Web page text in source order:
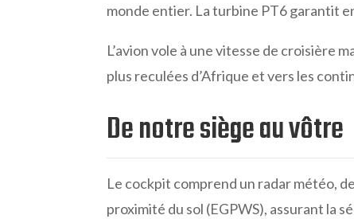
monde entier. La turbine PT6 garantit
L’avion vole à une vitesse de croisière
plus reculées d’Afrique et vers les
De notre siège au vôtre
Le cockpit comprend un radar météo,
proximité du sol (EGPWS), assurant la